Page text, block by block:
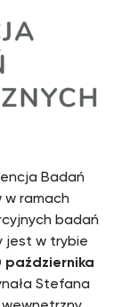
Badań
w ramach
badań
jest w trybie
października
Stefana